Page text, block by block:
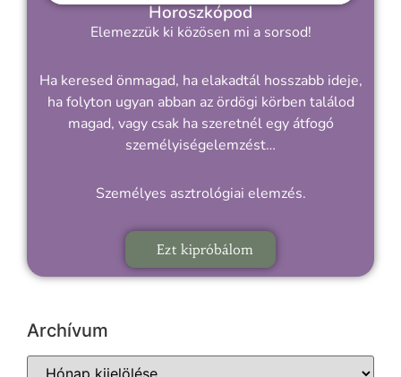
Horoszkópod
Elemezzük ki közösen mi a sorsod!
Ha keresed önmagad, ha elakadtál hosszabb ideje,
ha folyton ugyan abban az ördögi körben találod
magad, vagy csak ha szeretnél egy átfogó
személyiségelemzést…
Személyes asztrológiai elemzés.
Ezt kipróbálom
Archívum